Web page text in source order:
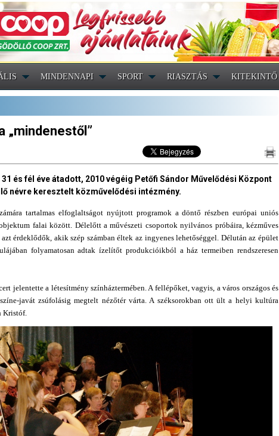
MINDENNAPI SPORT RIASZTÁS KITEKINTŐ
„mindenestől”
és fél éve átadott, 2010 végéig Petőfi Sándor Művelődési Központ
névre keresztelt közművelődési intézmény.
tartalmas elfoglaltságot nyújtott programok a döntő részben európai uniós
falai között. Délelőtt a művészeti csoportok nyilvános próbáira, kézműves
érdeklődők, akik szép számban éltek az ingyenes lehetőséggel. Délután az épület
folyamatosan adtak ízelítőt produkcióikból a ház termeiben rendszeresen
jelentette a létesítmény színháztermében. A fellépőket, vagyis, a város országos és
javát zsúfolásig megtelt nézőtér várta. A széksorokban ott ült a helyi kultúra
Kristóf.